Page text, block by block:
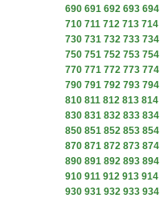
690 691 692 693 694
710 711 712 713 714
730 731 732 733 734
750 751 752 753 754
770 771 772 773 774
790 791 792 793 794
810 811 812 813 814
830 831 832 833 834
850 851 852 853 854
870 871 872 873 874
890 891 892 893 894
910 911 912 913 914
930 931 932 933 934